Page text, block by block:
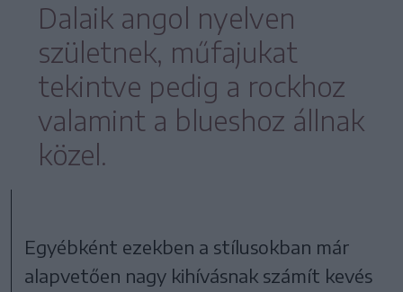
Dalaik angol nyelven
születnek, műfajukat
tekintve pedig a rockhoz
valamint a blueshoz állnak
közel.
Egyébként ezekben a stílusokban már
alapvetően nagy kihívásnak számít kevés